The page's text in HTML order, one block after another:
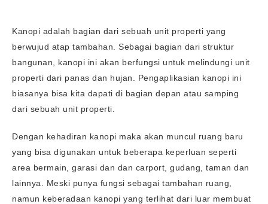
Kanopi adalah bagian dari sebuah unit properti yang
berwujud atap tambahan. Sebagai bagian dari struktur
bangunan, kanopi ini akan berfungsi untuk melindungi unit
properti dari panas dan hujan. Pengaplikasian kanopi ini
biasanya bisa kita dapati di bagian depan atau samping
dari sebuah unit properti.
Dengan kehadiran kanopi maka akan muncul ruang baru
yang bisa digunakan untuk beberapa keperluan seperti
area bermain, garasi dan dan carport, gudang, taman dan
lainnya. Meski punya fungsi sebagai tambahan ruang,
namun keberadaan kanopi yang terlihat dari luar membuat